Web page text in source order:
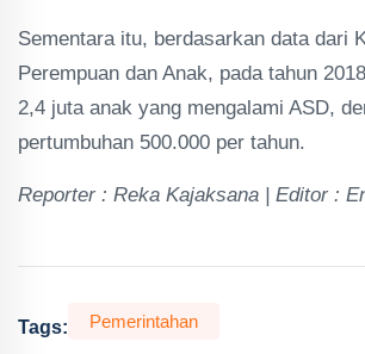
Sementara itu, berdasarkan data dari
Perempuan dan Anak, pada tahun
2,4 juta anak yang mengalami ASD,
pertumbuhan 500.000 per tahun.
Reporter : Reka Kajaksana | Editor :
Tags: Pemerintahan